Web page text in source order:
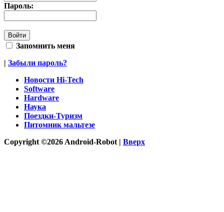
Пароль:
Запомнить меня
| Забыли пароль?
Новости Hi-Tech
Software
Hardware
Наука
Поездки-Туризм
Питомник мальтезе
Copyright ©2026 Android-Robot | Вверх